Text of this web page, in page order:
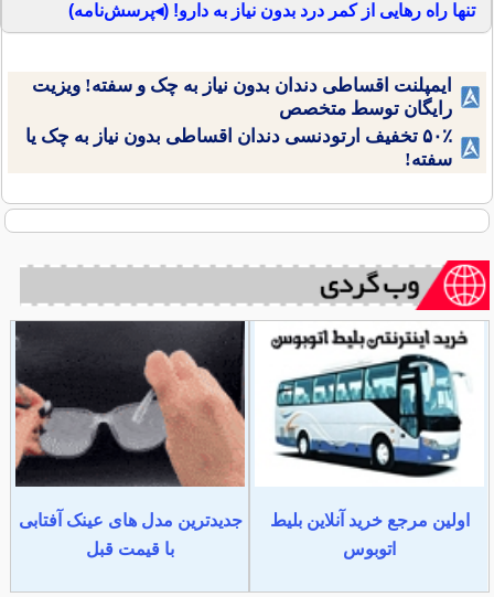
تنها راه رهایی از کمر درد بدون نیاز به دارو! (◂پرسش‌نامه)
ایمپلنت اقساطی دندان بدون نیاز به چک و سفته! ویزیت
رایگان توسط متخصص
۵۰٪ تخفیف ارتودنسی دندان اقساطی بدون نیاز به چک یا
سفته!
اولین مرجع خرید آنلاین بلیط
اتوبوس
جدیدترین مدل های عینک آفتابی
با قیمت قبل